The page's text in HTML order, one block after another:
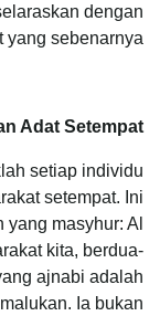
dengan
sebenarnya.
Adat Setempat
setiap individu
setempat. Ini
masyhur: Al
kita, berdua-
ajnabi adalah
Ia bukan